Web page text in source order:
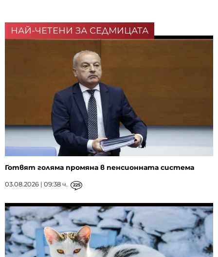
НАЙ-ЧЕТЕНИ ЗА СЕДМИЦАТА
Готвят голяма промяна в пенсионната система
03.08.2026 | 09:38 ч. 225